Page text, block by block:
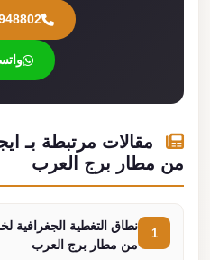
مقالات مرتبطة بـ
من مطار برج العرب
نطاق التغطية الجغرافية
من مطار برج العرب